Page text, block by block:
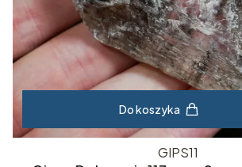
Do koszyka
GIPS11